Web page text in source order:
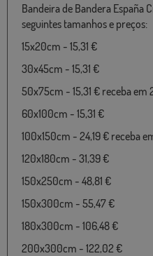
Bandeira de Bandera España
seguintes tamanhos e preços:
15x20cm - 15,31 €
30x45cm - 15,31 €
50x75cm - 15,31 € receba em
60x100cm - 15,31 €
100x150cm - 24,19 € receba
120x180cm - 31,39 €
150x250cm - 48,81 €
150x300cm - 55,47 €
180x300cm - 106,48 €
200x300cm - 122,02 €